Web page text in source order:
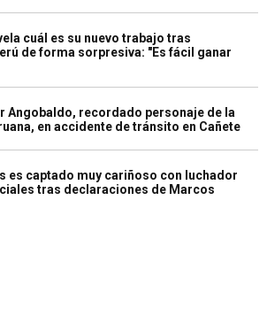
cuál es su nuevo trabajo tras
de forma sorpresiva: "Es fácil ganar
Angobaldo, recordado personaje de la
en accidente de tránsito en Cañete
es captado muy cariñoso con luchador
tras declaraciones de Marcos